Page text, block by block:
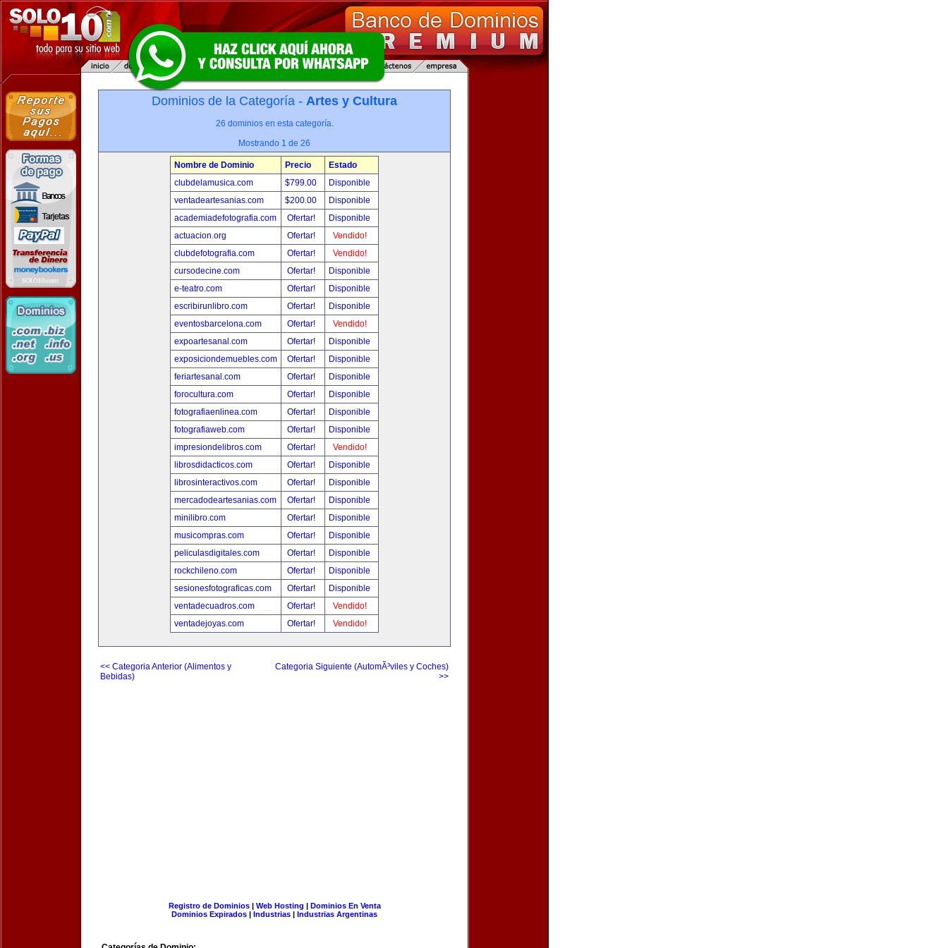
Dominios de la Categoría - Artes y Cultura
26 dominios en esta categoría.
Mostrando 1 de 26
Nombre de Dominio Precio
Estado
clubdelamusica.com
$799.00
Disponible
ventadeartesanias.com
$200.00
Disponible
academiadefotografia.com
Ofertar!
Disponible
actuacion.org
Ofertar!
Vendido!
clubdefotografia.com
Ofertar!
Vendido!
cursodecine.com
Ofertar!
Disponible
e-teatro.com
Ofertar!
Disponible
escribirunlibro.com
Ofertar!
Disponible
eventosbarcelona.com
Ofertar!
Vendido!
expoartesanal.com
Ofertar!
Disponible
exposiciondemuebles.com
Ofertar!
Disponible
feriartesanal.com
Ofertar!
Disponible
forocultura.com
Ofertar!
Disponible
fotografiaenlinea.com
Ofertar!
Disponible
fotografiaweb.com
Ofertar!
Disponible
impresiondelibros.com
Ofertar!
Vendido!
librosdidacticos.com
Ofertar!
Disponible
librosinteractivos.com
Ofertar!
Disponible
mercadodeartesanias.com
Ofertar!
Disponible
minilibro.com
Ofertar!
Disponible
musicompras.com
Ofertar!
Disponible
peliculasdigitales.com
Ofertar!
Disponible
rockchileno.com
Ofertar!
Disponible
sesionesfotograficas.com
Ofertar!
Disponible
ventadecuadros.com
Ofertar!
Vendido!
ventadejoyas.com
Ofertar! Vendido!
<< Categoria Anterior (Alimentos y
Bebidas)
Categoria Siguiente (AutomÃ³viles y Coches)
>>
Registro de Dominios| Web Hosting | Dominios En Venta
Dominios Expirados | Industrias | Industrias Argentinas